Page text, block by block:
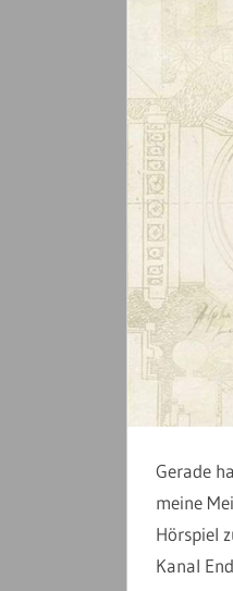
Gerade
meine
Hörspiel
Kanal